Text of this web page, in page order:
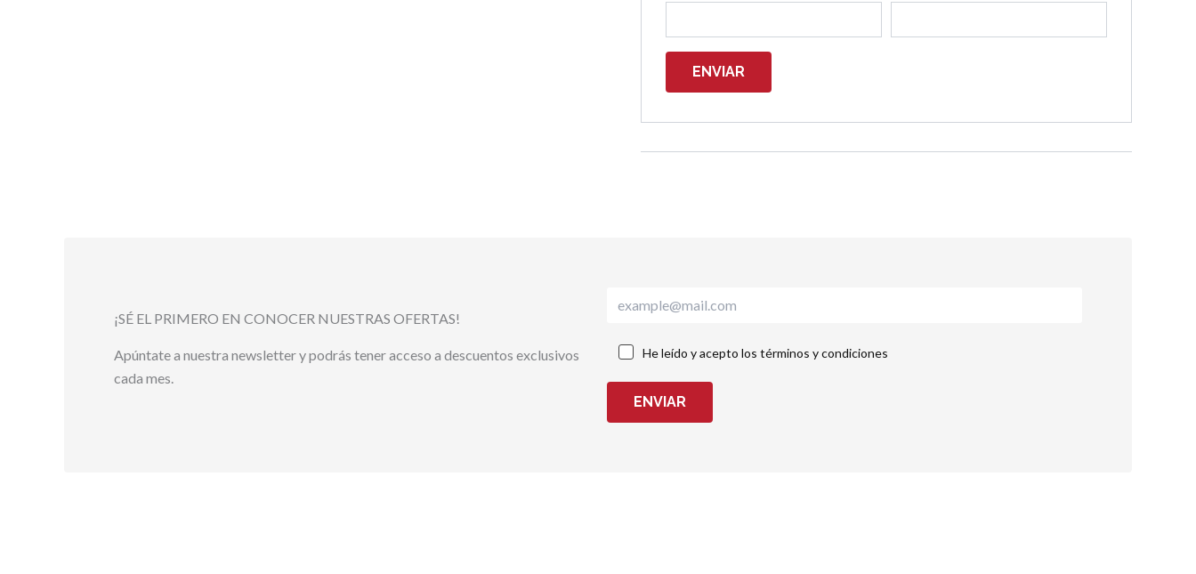
¡SÉ EL PRIMERO EN CONOCER NUESTRAS OFERTAS!
Apúntate a nuestra newsletter y podrás tener acceso a descuentos exclusivos
cada mes.
He leído y acepto los términos y condiciones
ENVIAR